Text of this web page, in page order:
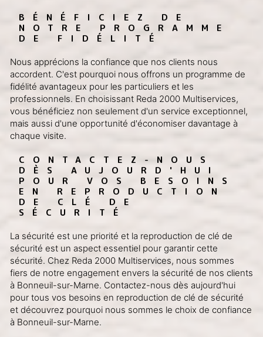
BÉNÉFICIEZ DE
NOTRE PROGRAMME
DE FIDÉLITÉ
Nous apprécions la confiance que nos clients nous
accordent. C'est pourquoi nous offrons un programme de
fidélité avantageux pour les particuliers et les
professionnels. En choisissant Reda 2000 Multiservices,
vous bénéficiez non seulement d'un service exceptionnel,
mais aussi d'une opportunité d'économiser davantage à
chaque visite.
CONTACTEZ-NOUS
DÈS AUJOURD'HUI
POUR VOS BESOINS
EN REPRODUCTION
DE CLÉ DE
SÉCURITÉ
La sécurité est une priorité et la reproduction de clé de
sécurité est un aspect essentiel pour garantir cette
sécurité. Chez Reda 2000 Multiservices, nous sommes
fiers de notre engagement envers la sécurité de nos clients
à Bonneuil-sur-Marne. Contactez-nous dès aujourd'hui
pour tous vos besoins en reproduction de clé de sécurité
et découvrez pourquoi nous sommes le choix de confiance
à Bonneuil-sur-Marne.